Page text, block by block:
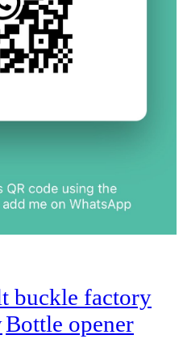
buckle factory
Bottle opener